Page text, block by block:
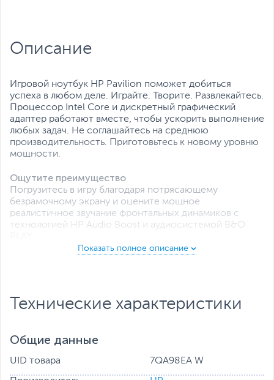
Твердотельный накопитель:
Все характеристики
Описание
Игровой ноутбук HP Pavilion поможет добиться
успеха в любом деле. Играйте. Творите. Развлекайтесь.
Процессор Intel Core и дискретный графический
адаптер работают вместе, чтобы ускорить выполнение
любых задач. Не соглашайтесь на среднюю
производительность. Приготовьтесь к новому уровню
мощности.
Ощутите преимущество
Погрузитесь в игру благодаря потрясающему
безрамочному экрану и оцените мощное
реалистичное звучание фронтальных динамиков с
технологией HP Audio Boost и аудиосистемой B&O
Технические характеристики
Общие данные
UID товара 7QA98EA W